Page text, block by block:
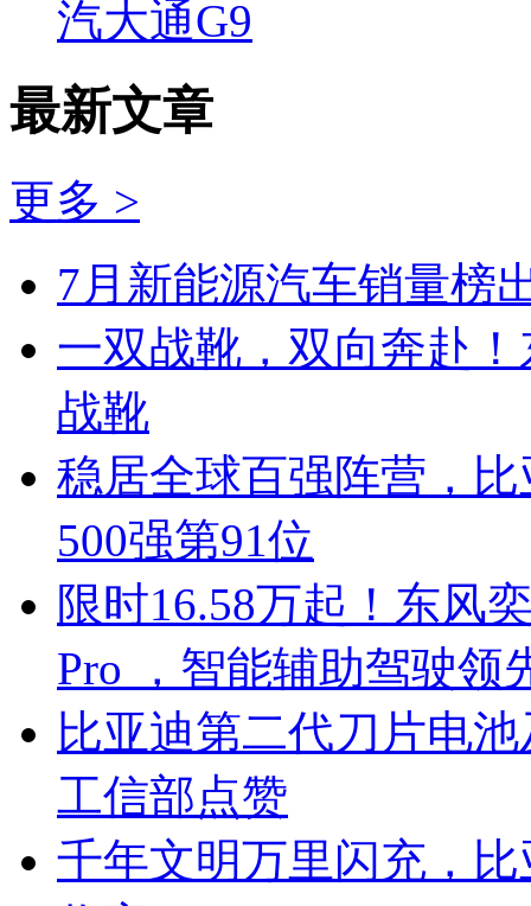
汽大通G9
最新文章
更多 >
7月新能源汽车销量榜
一双战靴，双向奔赴
战靴
稳居全球百强阵营，
500强第91位
限时16.58万起！东风
Pro ，智能辅助驾驶领
比亚迪第二代刀片电
工信部点赞
千年文明万里闪充，